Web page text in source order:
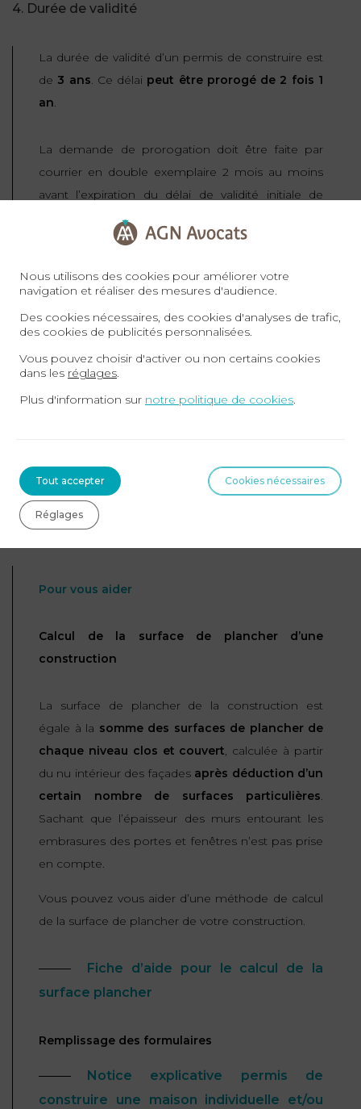
4. Durée de validité
La durée de validité d’un permis de construire est
de 3 ans. Ce délai peut être prorogé de 2 fois 1
an.
La demande de prorogation doit être faite par
courrier en double exemplaire 2 mois au moins
avant l’expiration du délai de validité initiale de
votre permis de construire.
recommandée avec avis de réception ou déposé
La mairie dispose de 2 mois pour rendre sa
réponse. Si la mairie n’a pas répondu dans un délai
de 2 mois, votre demande de prorogation est
Pour simplifier
À télécharger
Pour vous aider
Calcul de la surface de plancher d’une
construction
La surface de plancher de la construction est
égale à la somme des surfaces de plancher de
chaque niveau clos et couvert, calculée à partir
du nu intérieur des façades après déduction d’un
certain nombre de surfaces particulières.
Sachant que l’épaisseur des murs entourant les
embrasures des portes et fenêtres n’est pas prise
en compte.
Vous pouvez vous aider d’une méthode de calcul
de la surface de plancher de votre construction.
Fiche d’aide pour le calcul de la
surface plancher
Remplissage des formulaires
Notice explicative permis de
construire une maison individuelle et/ou
Nous utilisons des cookies pour améliorer votre
navigation et réaliser des mesures d'audience.
Des cookies nécessaires, des cookies d'analyses de trafic,
des cookies de publicités personnalisées.
Vous pouvez choisir d'activer ou non certains cookies
dans les réglages.
Plus d'information sur notre politique de cookies.
Tout accepter Cookies nécessaires
Réglages